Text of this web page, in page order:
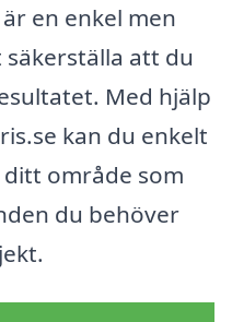
en enkel men
att du
Med hjälp
kan du enkelt
område som
du behöver